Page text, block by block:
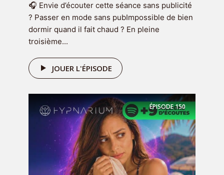
🎁 Votre programme
audio offert
OFFERT
🎧 Envie d’écouter cette séance sans publicité
? Passer en mode sans pubImpossible de bien
dormir quand il fait chaud ? En pleine
troisième...
JOUER L'ÉPISODE
ÉPISODE150